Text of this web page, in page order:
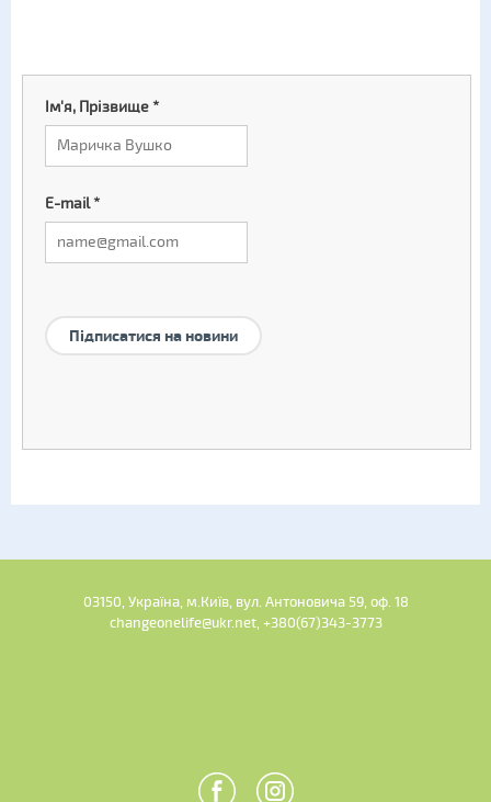
Ім'я, Прізвище*
E-mail*
Підписатися на новини
03150, Україна, м.Київ, вул. Антоновича 59, оф. 18
changeonelife@ukr.net, +380(67)343-3773